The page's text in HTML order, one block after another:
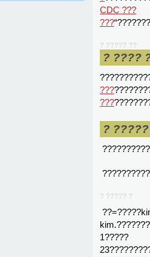
CDC ???
???
? ????? ??
? ????
???
???
?
? ????? ?
1?????